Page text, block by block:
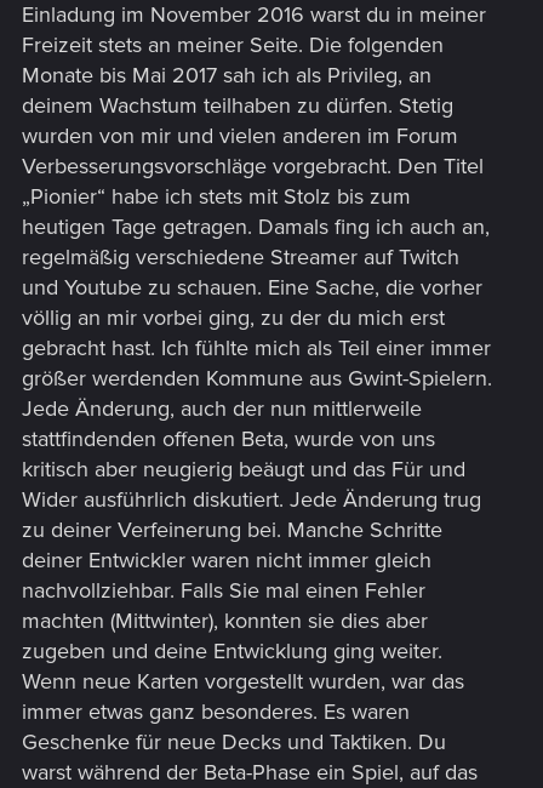
Einladung im November 2016 warst du in meiner
Freizeit stets an meiner Seite. Die folgenden
Monate bis Mai 2017 sah ich als Privileg, an
deinem Wachstum teilhaben zu dürfen. Stetig
wurden von mir und vielen anderen im Forum
Verbesserungsvorschläge vorgebracht. Den Titel
„Pionier“ habe ich stets mit Stolz bis zum
heutigen Tage getragen. Damals fing ich auch an,
regelmäßig verschiedene Streamer auf Twitch
und Youtube zu schauen. Eine Sache, die vorher
völlig an mir vorbei ging, zu der du mich erst
gebracht hast. Ich fühlte mich als Teil einer immer
größer werdenden Kommune aus Gwint-Spielern.
Jede Änderung, auch der nun mittlerweile
stattfindenden offenen Beta, wurde von uns
kritisch aber neugierig beäugt und das Für und
Wider ausführlich diskutiert. Jede Änderung trug
zu deiner Verfeinerung bei. Manche Schritte
deiner Entwickler waren nicht immer gleich
nachvollziehbar. Falls Sie mal einen Fehler
machten (Mittwinter), konnten sie dies aber
zugeben und deine Entwicklung ging weiter.
Wenn neue Karten vorgestellt wurden, war das
immer etwas ganz besonderes. Es waren
Geschenke für neue Decks und Taktiken. Du
warst während der Beta-Phase ein Spiel, auf das